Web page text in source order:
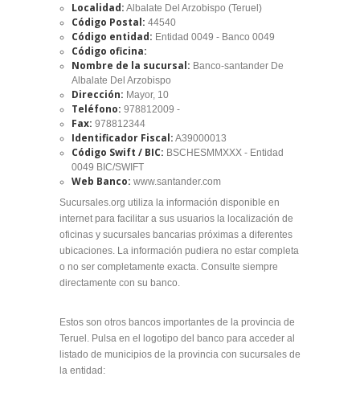
Localidad: Albalate Del Arzobispo (Teruel)
Código Postal: 44540
Código entidad: Entidad 0049 - Banco 0049
Código oficina:
Nombre de la sucursal: Banco-santander De
Albalate Del Arzobispo
Dirección: Mayor, 10
Teléfono: 978812009 -
Fax: 978812344
Identificador Fiscal: A39000013
Código Swift / BIC: BSCHESMMXXX - Entidad
0049 BIC/SWIFT
Web Banco: www.santander.com
Sucursales.org utiliza la información disponible en
internet para facilitar a sus usuarios la localización de
oficinas y sucursales bancarias próximas a diferentes
ubicaciones. La información pudiera no estar completa
o no ser completamente exacta. Consulte siempre
directamente con su banco.
Estos son otros bancos importantes de la provincia de
Teruel. Pulsa en el logotipo del banco para acceder al
listado de municipios de la provincia con sucursales de
la entidad: